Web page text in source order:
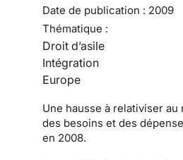
Date de publication : 2009
Thématique :
Droit d’asile
Intégration
Europe
Une hausse à relativiser au
des besoins et des
en 2008.